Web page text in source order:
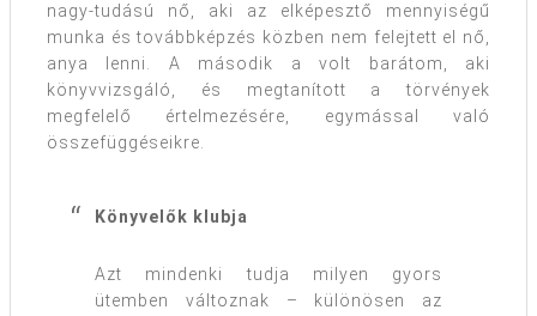
nagy-tudású nő, aki az elképesztő mennyiségű
munka és továbbképzés közben nem felejtett el nő,
anya lenni. A második a volt barátom, aki
könyvvizsgáló, és megtanított a törvények
megfelelő értelmezésére, egymással való
összefüggéseikre.
Könyvelők klubja
Azt mindenki tudja milyen gyors
ütemben változnak – különösen az